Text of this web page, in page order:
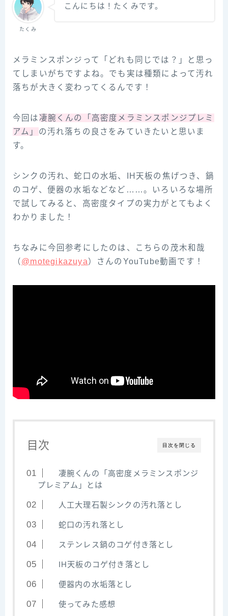
たくみ
こんにちは！たくみです。
メラミンスポンジって「どれも同じでは？」と思っ
てしまいがちですよね。でも実は種類によって汚れ
落ちが大きく変わってくるんです！
今回は 凄腕くんの「高密度メラミンスポンジプレミ
アム」 の汚れ落ちの良さをみていきたいと思いま
す。
シンクの汚れ、蛇口の水垢、IH天板の焦げつき、鍋
のコゲ、便器の水垢などなど……。いろいろな場所
で試してみると、高密度タイプの実力がとてもよく
わかりました！
ちなみに今回参‌考‌に‌し‌た‌の‌は、‌こ‌ち‌ら‌の‌茂‌木‌和‌哉‌
（‌‌ @motegikazuya‌‌）‌さ‌ん‌の‌YouTube‌動‌画‌で‌す！
目次を閉じる
目次
凄腕くんの「高密度メラミンスポンジ
プレミアム」とは
人工大理石製シンクの汚れ落とし
蛇口の汚れ落とし
ステンレス鍋のコゲ付き落とし
IH天板のコゲ付き落とし
便器内の水垢落とし
使ってみた感想